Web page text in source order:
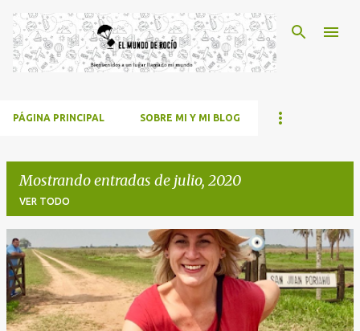
Ir al contenido principal
PÁGINA PRINCIPAL SOBRE MI Y MI BLOG
Mostrando entradas de julio, 2020
VER TODO
E
n
t
r